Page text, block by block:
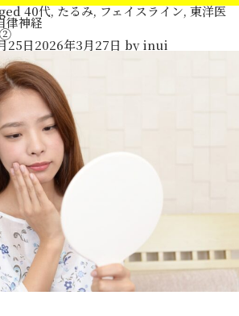
40代,たるみ,フェイスライン,東洋医
律神経
②
25日2026年3月27日 byinui